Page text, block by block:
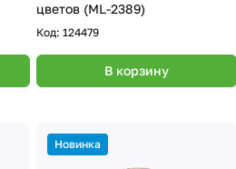
цветов (ML-2389)
Код: 124479
В корзину
Новинка